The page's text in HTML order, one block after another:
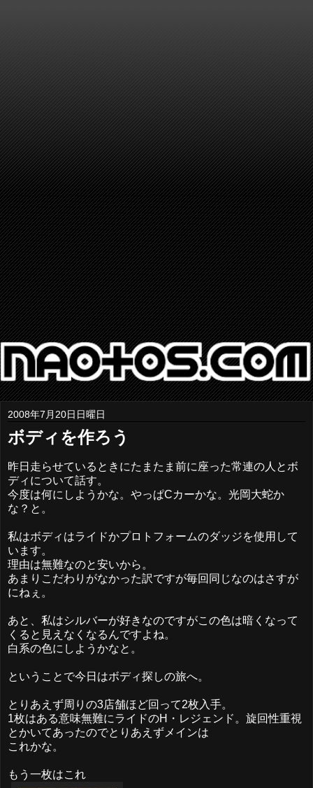
2008年7月20日日曜日
ボディを作ろう
昨日走らせているときにたまたま前に座った常連の人とボ
ディについて話す。
今度は何にしようかな。やっぱCカーかな。光岡大蛇か
な？と。
私はボディはライドかプロトフォームのダッジを使用して
います。
理由は無難なのと安いから。
あまりこだわりがなかった訳ですが毎回同じなのはさすが
にねぇ。
あと、私はシルバーが好きなのですがこの色は暗くなって
くると見えなくなるんですよね。
白系の色にしようかなと。
ということで今日はボディ探しの旅へ。
とりあえず周りの3店舗ほど回って2枚入手。
1枚はある意味無難にライドのH・レジェンド。旋回性重視
とかいてあったのでとりあえずメインは
これかな。
もう一枚はこれ